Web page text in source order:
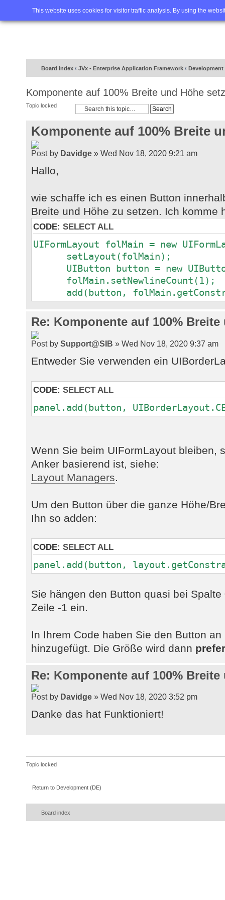
This website uses cookies for visitor traffic analysis. By using the
Home FAQ Advanced
Board index ‹ JVx - Enterprise Application Framework ‹ Development
Komponente auf 100% Breite und Höhe
Topic locked
Komponente auf 100% Breite
by Davidge » Wed Nov 18, 2020 9:21 am
Hallo,
wie schaffe ich es einen Button
Breite und Höhe zu setzen. Ich komme
CODE: SELECT ALL
UIFormLayout folMain = new
setLayout(folMain);
UIButton button = new
folMain.setNewlineCount(1);
add(button,
Re: Komponente auf 100%
by Support@SIB » Wed Nov 18, 2020 9:37 am
Entweder Sie verwenden ein
CODE: SELECT ALL
panel.add(button,
Wenn Sie beim UIFormLayout bleiben,
Anker basierend ist, siehe:
Layout Managers
Um den Button über die ganze Höhe/
Ihn so adden:
CODE: SELECT ALL
panel.add(button,
Sie hängen den Button quasi bei
Zeile -1 ein.
In Ihrem Code haben Sie den Button
hinzugefügt. Die Größe wird dann
Re: Komponente auf 100%
by Davidge » Wed Nov 18, 2020 3:52 pm
Danke das hat Funktioniert!
Topic locked
Return to Development (DE)
Board index